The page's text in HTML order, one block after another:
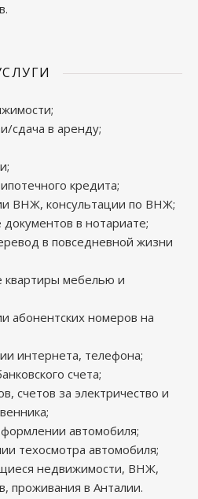
сдача в аренду;
кредита;
ВНЖ, консультации по ВНЖ;
в нотариате;
в повседневной жизни
квартиры мебелью и
абонентских номеров на
интернета, телефона;
счета;
счетов за электричество и
автомобиля;
техосмотра автомобиля;
недвижимости, ВНЖ,
проживания в Анталии.